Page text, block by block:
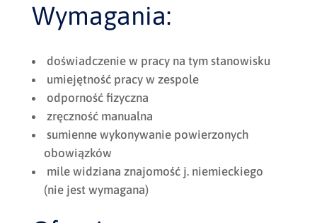
Wymagania:
doświadczenie w pracy na tym stanowisku
umiejętność pracy w zespole
odporność fizyczna
zręczność manualna
sumienne wykonywanie powierzonych
obowiązków
mile widziana znajomość j. niemieckiego
(nie jest wymagana)